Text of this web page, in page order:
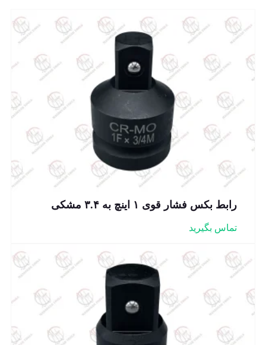
رابط بکس فشار قوی ۱ اینچ به ۳.۴ مشکی
تماس بگیرید